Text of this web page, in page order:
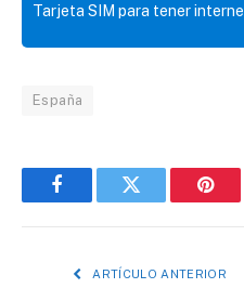
Tarjeta SIM para tener
España
FacebookTwitter
ARTÍCULO ANTERIOR